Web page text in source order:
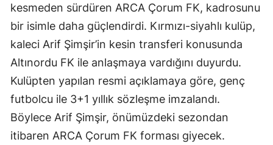
Edirne
Elazığ
Erzincan
Erzurum
Eskişehir
Gaziantep
kesmeden sürdüren ARCA Çorum FK, kadrosunu
bir isimle daha güçlendirdi. Kırmızı-siyahlı kulüp,
kaleci Arif Şimşir’in kesin transferi konusunda
Altınordu FK ile anlaşmaya vardığını duyurdu.
Kulüpten yapılan resmi açıklamaya göre, genç
futbolcu ile 3+1 yıllık sözleşme imzalandı.
Böylece Arif Şimşir, önümüzdeki sezondan
itibaren ARCA Çorum FK forması giyecek.